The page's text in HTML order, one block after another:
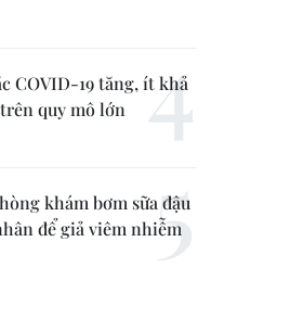
COVID-19 tăng, ít khả
quy mô lớn
khám bơm sữa đậu
để giả viêm nhiễm